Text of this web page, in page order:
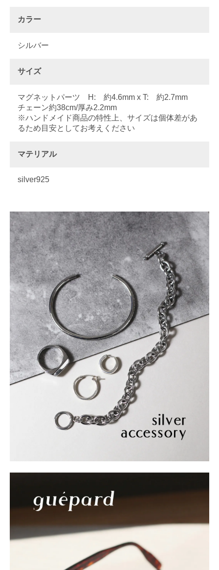
カラー
シルバー
サイズ
マグネットパーツ H: 約4.6mm x T: 約2.7mm
チェーン約38cm/厚み2.2mm
※ハンドメイド商品の特性上、サイズは個体差があ
るため目安としてお考えください
マテリアル
silver925